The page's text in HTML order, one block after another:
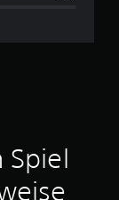
h
t
t